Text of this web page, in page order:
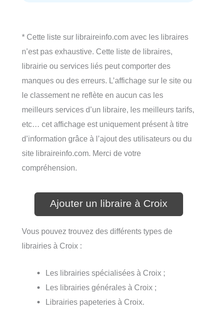
* Cette liste sur libraireinfo.com avec les libraires
n’est pas exhaustive. Cette liste de libraires,
librairie ou services liés peut comporter des
manques ou des erreurs. L’affichage sur le site ou
le classement ne reflète en aucun cas les
meilleurs services d’un libraire, les meilleurs tarifs,
etc… cet affichage est uniquement présent à titre
d’information grâce à l’ajout des utilisateurs ou du
site libraireinfo.com. Merci de votre
compréhension.
Ajouter un libraire à Croix
Vous pouvez trouvez des différents types de
librairies à Croix :
Les librairies spécialisées à Croix ;
Les librairies générales à Croix ;
Librairies papeteries à Croix.